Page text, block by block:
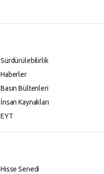
Sürdürülebilirlik
Haberler
Basın Bültenleri
İnsan Kaynakları
EYT
Hisse Senedi